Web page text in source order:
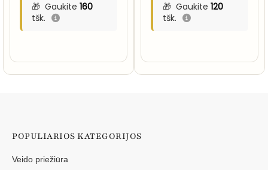
Gaukite 160
tšk.
Gaukite 120
tšk.
POPULIARIOS KATEGORIJOS
Veido priežiūra